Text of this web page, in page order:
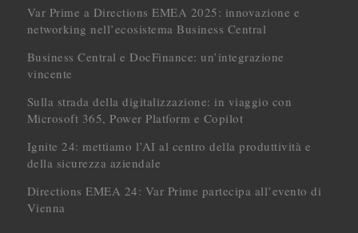
Var Prime a Directions EMEA 2025: innovazione e
networking nell’ecosistema Business Central
Business Central e DocFinance: un’integrazione
vincente
Sulla strada della digitalizzazione: in viaggio con
Microsoft 365, Power Platform e Copilot
Ignite 24: mettiamo l’AI al centro della produttività e
della sicurezza aziendale
Directions EMEA 24: Var Prime partecipa all’evento di
Vienna